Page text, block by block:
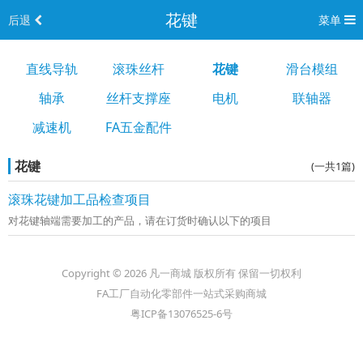
后退 花键 菜单
直线导轨 滚珠丝杆 花键
滑台模组
轴承
丝杆支撑座 电机
联轴器
减速机
FA五金配件
花键 (一共1篇)
滚珠花键加工品检查项目
对花键轴端需要加工的产品，请在订货时确认以下的项目
Copyright © 2026 凡一商城 版权所有 保留一切权利
FA工厂自动化零部件一站式采购商城
粤ICP备13076525-6号